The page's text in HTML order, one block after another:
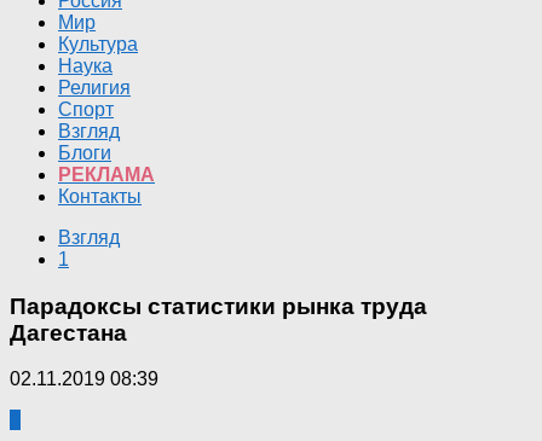
Мир
Культура
Наука
Религия
Спорт
Взгляд
Блоги
РЕКЛАМА
Контакты
Взгляд
1
Парадоксы статистики рынка труда
Дагестана
02.11.2019 08:39